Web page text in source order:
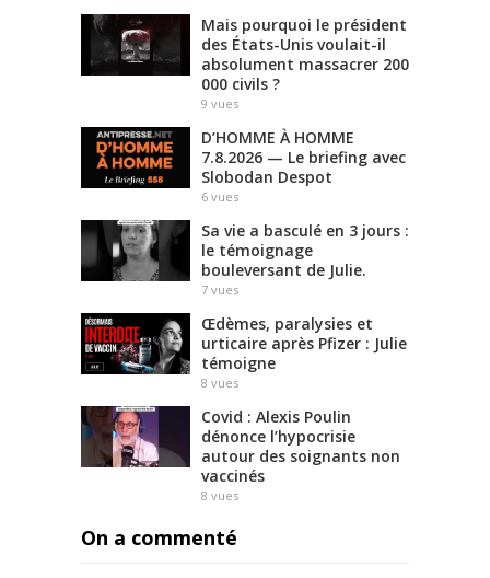
Mais pourquoi le président
des États-Unis voulait-il
absolument massacrer 200
000 civils ?
9 vues
D’HOMME À HOMME
7.8.2026 — Le briefing avec
Slobodan Despot
6 vues
Sa vie a basculé en 3 jours :
le témoignage
bouleversant de Julie.
7 vues
Œdèmes, paralysies et
urticaire après Pfizer : Julie
témoigne
8 vues
Covid : Alexis Poulin
dénonce l’hypocrisie
autour des soignants non
vaccinés
8 vues
On a commenté